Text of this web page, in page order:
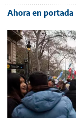
Ahora en portada